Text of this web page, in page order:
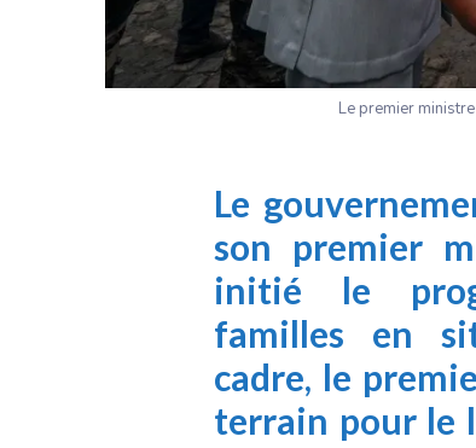
Le premier
Le
son premier
initié le
familles en
cadre, le
terrain pour le